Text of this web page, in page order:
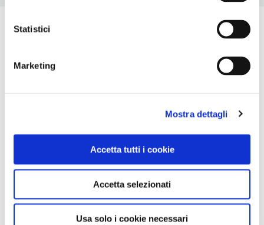
Statistici
Marketing
Mostra dettagli
Accetta tutti i cookie
Accetta selezionati
Usa solo i cookie necessari